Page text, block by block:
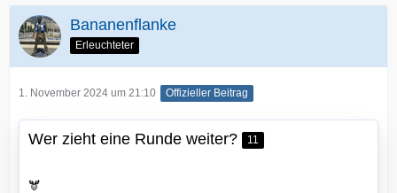
Bananenflanke
Erleuchteter
1. November 2024 um 21:10 Offizieller Beitrag
Wer zieht eine Runde weiter? 11
🫎